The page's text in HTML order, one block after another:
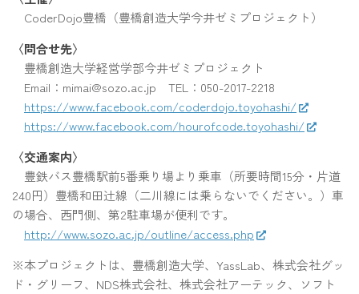
CoderDojo豊橋（豊橋創造大学今井ゼミプロジェクト）
〈問合せ先〉
豊橋創造大学経営学部今井ゼミプロジェクト
Email：mimai@sozo.ac.jp TEL：050-2017-2218
https://www.facebook.com/coderdojo.toyohashi/
https://www.facebook.com/hourofcode.toyohashi/
〈交通案内〉
豊鉄バス豊橋駅前5番乗り場より乗車（所要時間15分・片道
240円）豊橋和田辻線（二川線には乗らないでください。）車
の場合、西門側、第2駐車場が便利です。
http://www.sozo.ac.jp/outline/access.php
※本プロジェクトは、豊橋創造大学、YassLab、株式会社グッ
ド・グリーフ、NDS株式会社、株式会社アーテック、ソフト